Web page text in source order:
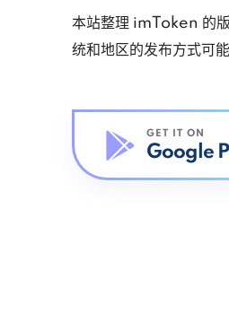
本站整理 imToken 的
统和地区的发布方式可
GET IT ON
Google